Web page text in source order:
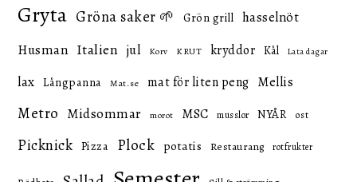
Gryta Gröna saker 🌱 Grön grill hasselnöt
Husman Italien jul Korv KRUT kryddor Kål Lata dagar
lax Långpanna Mat.se mat för liten peng Mellis
Metro Midsommar morot MSC musslor NYÅR ost
Picknick Pizza Plock potatis Restaurang rotfrukter